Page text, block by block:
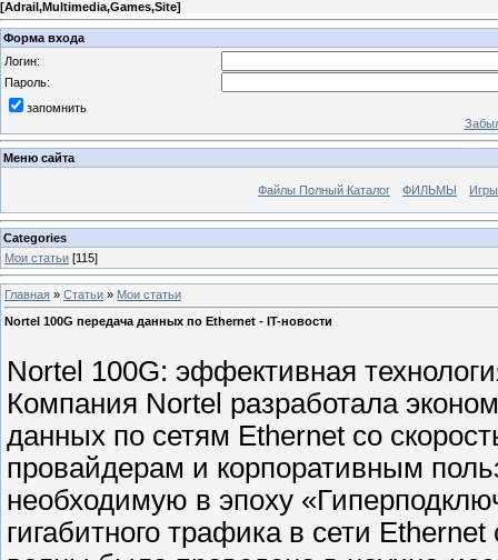
[Adrail,Multimedia,Games,Site]
Форма входа
Логин:
Пароль:
запомнить
Меню сайта
Файлы Полный Каталог ФИЛЬМЫ
Categories
Мои статьи [115]
Главная » Статьи » Мои статьи
Nortel 100G передача данных по Ethernet - IT-новости
Nortel 100G: эффективная
Компания Nortel разработала
данных по сетям Ethernet со
провайдерам и корпоративным
необходимую в эпоху
гигабитного трафика в сети